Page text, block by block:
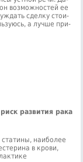
воз­мож­но­стей ее
сдел­ку сто­и­
а луч­ше при­
развития рака
наиболее
в крови,